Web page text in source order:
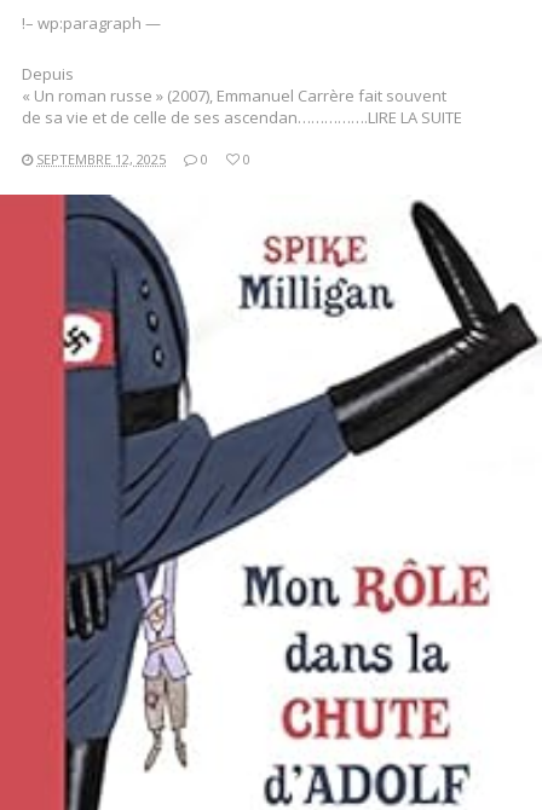
!– wp:paragraph —
Depuis
« Un roman russe » (2007), Emmanuel Carrère fait souvent
de sa vie et de celle de ses ascendan…………….LIRE LA SUITE
SEPTEMBRE 12, 2025 0 0
LIRE LA SUITE